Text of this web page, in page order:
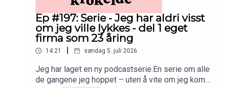
Ep #197: Serie - Jeg har aldri visst
om jeg ville lykkes - del 1 eget
firma som 23 åring
14:21 søndag 5. juli 2026
Jeg har laget en ny podcastserie.En serie om alle
de gangene jeg hoppet – uten å vite om jeg kom